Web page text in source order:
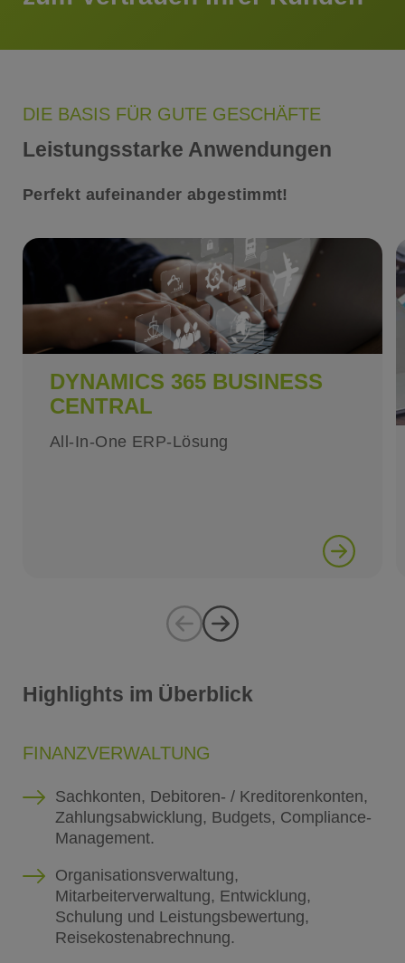
DIE BASIS FÜR GUTE GESCHÄFTE
Leistungsstarke Anwendungen
Perfekt aufeinander abgestimmt!
DYNAMICS 365 BUSINESS
CENTRAL
All-In-One ERP-Lösung
Highlights im Überblick
FINANZVERWALTUNG
Sachkonten, Debitoren- / Kreditorenkonten,
Zahlungsabwicklung, Budgets, Compliance-
Management.
Organisationsverwaltung,
Mitarbeiterverwaltung, Entwicklung,
Schulung und Leistungsbewertung,
Reisekostenabrechnung.